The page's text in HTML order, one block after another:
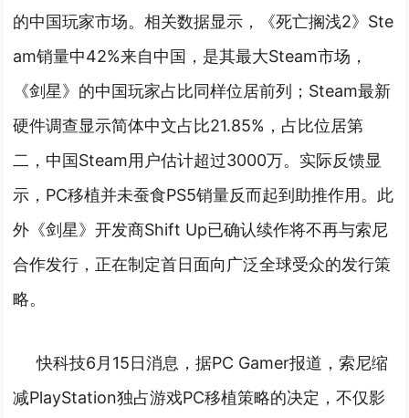
的中国玩家市场。相关数据显示，《死亡搁浅2》Ste
am销量中42%来自中国，是其最大Steam市场，
《剑星》的中国玩家占比同样位居前列；Steam最新
硬件调查显示简体中文占比21.85%，占比位居第
二，中国Steam用户估计超过3000万。实际反馈显
示，PC移植并未蚕食PS5销量反而起到助推作用。此
外《剑星》开发商Shift Up已确认续作将不再与索尼
合作发行，正在制定首日面向广泛全球受众的发行策
略。
快科技6月15日消息，据PC Gamer报道，索尼缩
减PlayStation独占游戏PC移植策略的决定，不仅影